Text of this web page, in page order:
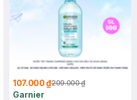
107.000 ₫209.000 ₫
Garnier